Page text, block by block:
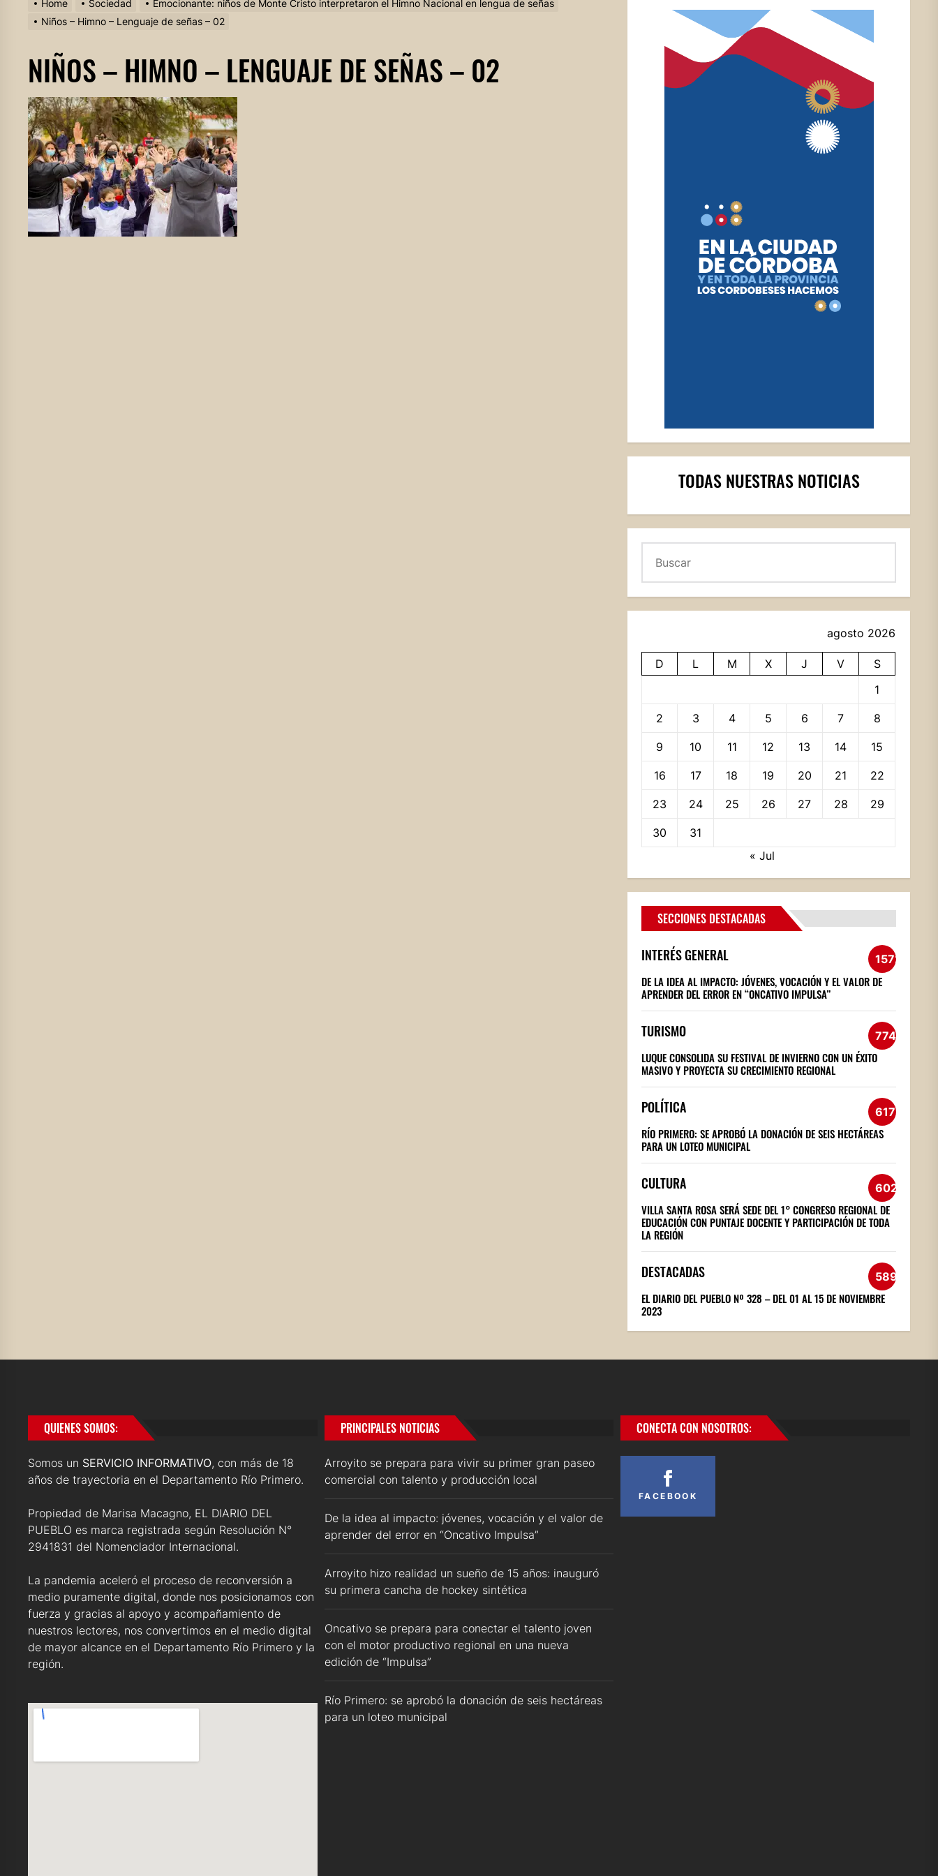
Home Sociedad
Emocionante: niños de Monte Cristo interpretaron el Himno Nacional en lengua de señas
Niños – Himno – Lenguaje de señas – 02
NIÑOS – HIMNO – LENGUAJE DE SEÑAS – 02
TODAS NUESTRAS NOTICIAS
agosto 2026
D L M X J V
S
1
2 3 4 5 6 7 8
9 10 11 12 13 14 15
16 17 18 19 20 21 22
23 24 25 26 27 28 29
30
31
« Jul
SECCIONES DESTACADAS
INTERÉS GENERAL 1572
DE LA IDEA AL IMPACTO: JÓVENES, VOCACIÓN Y EL VALOR DE
APRENDER DEL ERROR EN “ONCATIVO IMPULSA”
TURISMO 774
LUQUE CONSOLIDA SU FESTIVAL DE INVIERNO CON UN ÉXITO
MASIVO Y PROYECTA SU CRECIMIENTO REGIONAL
POLÍTICA 617
RÍO PRIMERO: SE APROBÓ LA DONACIÓN DE SEIS HECTÁREAS
PARA UN LOTEO MUNICIPAL
CULTURA 602
VILLA SANTA ROSA SERÁ SEDE DEL 1° CONGRESO REGIONAL DE
EDUCACIÓN CON PUNTAJE DOCENTE Y PARTICIPACIÓN DE TODA
LA REGIÓN
DESTACADAS 589
EL DIARIO DEL PUEBLO Nº 328 – DEL 01 AL 15 DE NOVIEMBRE
2023
QUIENES SOMOS:
Somos un SERVICIO INFORMATIVO, con más de 18
años de trayectoria en el Departamento Río Primero.
Propiedad de Marisa Macagno, EL DIARIO DEL
PUEBLO es marca registrada según Resolución N°
2941831 del Nomenclador Internacional.
La pandemia aceleró el proceso de reconversión a
medio puramente digital, donde nos posicionamos con
fuerza y gracias al apoyo y acompañamiento de
nuestros lectores, nos convertimos en el medio digital
de mayor alcance en el Departamento Río Primero y la
región.
PRINCIPALES NOTICIAS
Arroyito se prepara para vivir su primer gran paseo
comercial con talento y producción local
De la idea al impacto: jóvenes, vocación y el valor de
aprender del error en “Oncativo Impulsa”
Arroyito hizo realidad un sueño de 15 años: inauguró
su primera cancha de hockey sintética
Oncativo se prepara para conectar el talento joven
con el motor productivo regional en una nueva
edición de “Impulsa”
Río Primero: se aprobó la donación de seis hectáreas
para un loteo municipal
CONECTA CON NOSOTROS:
FACEBOOK